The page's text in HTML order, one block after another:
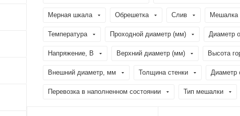
Мерная шкала Обрешетка Слив Мешалка
Температура Проходной диаметр (мм) Диаметр
Напряжение, В Верхний диаметр (мм) Высота
Внешний диаметр, мм Толщина стенки Диаметр
Перевозка в наполненном состоянии Тип мешалки